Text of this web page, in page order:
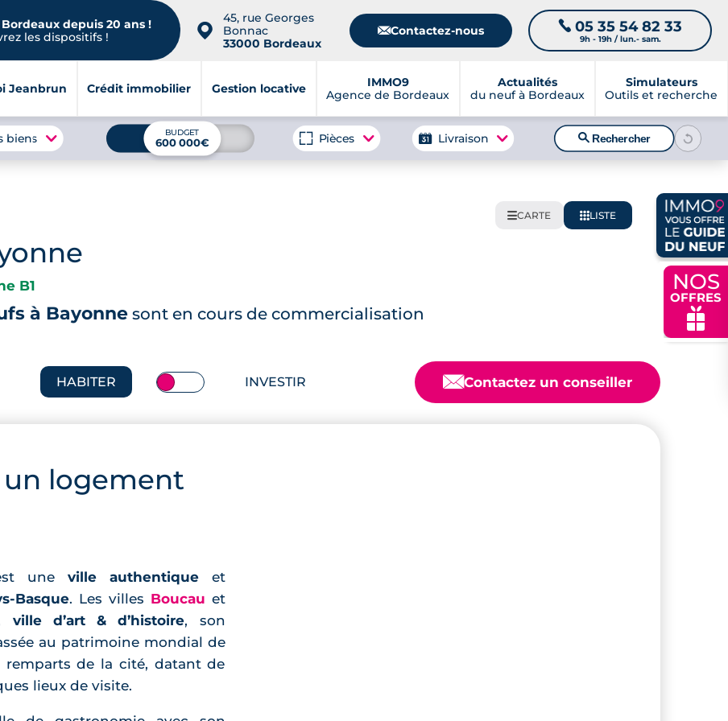
depuis 20 ans !
les dispositifs !
📍
45, rue Georges
Bonnac
33000 Bordeaux
📧Contactez-nous 📞 05 35 54 82 33
9h - 19h / lun.- sam.
Jeanbrun Crédit immobilier Gestion locative
IMMO9
Agence de Bordeaux
Actualités
du neuf à Bordeaux
Simulateurs
Outils et recherche
NOS
OFFRES
🎁
biens BUDGET
600 000€ Pièces Livraison 🔍Rechercher
🌍CARTE 📋LISTE
B1
à Bayonnesont en cours de commercialisation
HABITER INVESTIR 📧Contactez un conseiller
logement
une ville authentiqueet
Basque. Les villes Boucau et
ville d’art & d’histoire, son
au patrimoine mondial de
remparts de la cité, datant de
lieux de visite.